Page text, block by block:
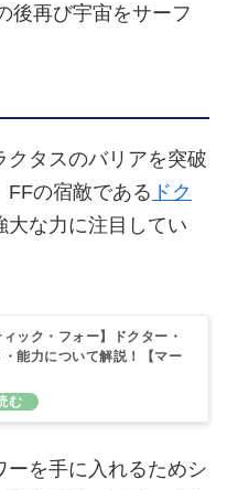
後再び宇宙をサーフ
クタスのバリアを突破
FFの宿敵である ドク
大な力に注目してい
ィック・フォー】ドクター・
・能力について解説！【マー
ーを手に入れるためシ